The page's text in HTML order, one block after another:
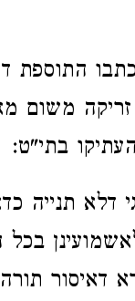
כתבו התוספת
משום
בתי"ט:
דלא תנייה
בכל
דאיסור